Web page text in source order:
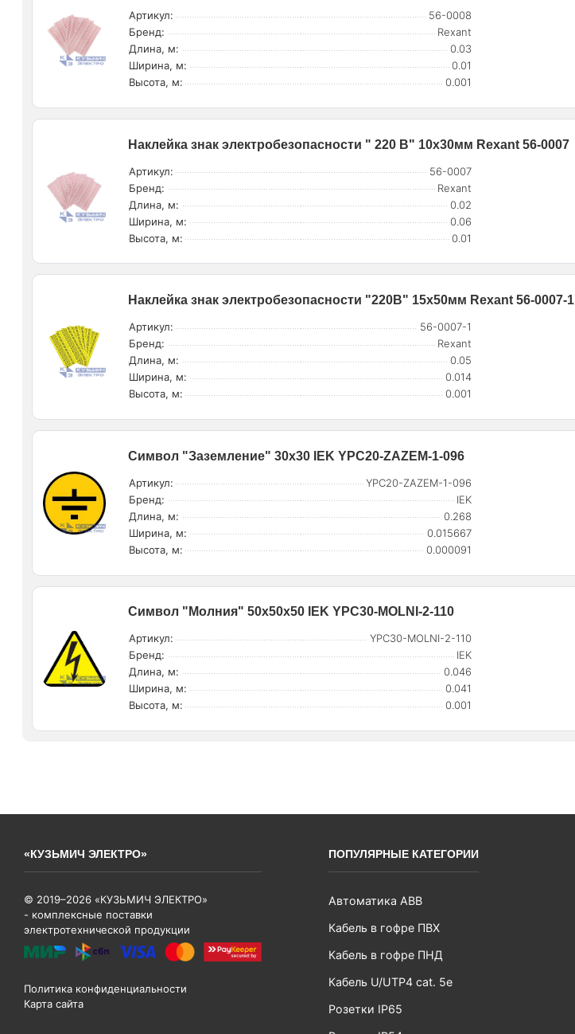
Артикул:
56-0008
Бренд:
Rexant
Длина, м:
0.03
Ширина, м:
0.01
Высота, м:
0.001
Наклейка знак электробезопасности " 220 В" 10х30мм Rexant 56-0007
Артикул:
56-0007
Бренд:
Rexant
Длина, м:
0.02
Ширина, м:
0.06
Высота, м:
0.01
Наклейка знак электробезопасности "220В" 15х50мм Rexant 56-0007-1
Артикул:
56-0007-1
Бренд:
Rexant
Длина, м:
0.05
Ширина, м:
0.014
Высота, м:
0.001
Символ "Заземление" 30х30 IEK YPC20-ZAZEM-1-096
Артикул:
YPC20-ZAZEM-1-096
Бренд:
IEK
Длина, м:
0.268
Ширина, м:
0.015667
Высота, м:
0.000091
Символ "Молния" 50х50х50 IEK YPC30-MOLNI-2-110
Артикул:
YPC30-MOLNI-2-110
Бренд:
IEK
Длина, м:
0.046
Ширина, м:
0.041
Высота, м:
0.001
«КУЗЬМИЧ ЭЛЕКТРО»
© 2019–2026 «КУЗЬМИЧ ЭЛЕКТРО»
- комплексные поставки
электротехнической продукции
Политика конфиденциальности
Карта сайта
ПОПУЛЯРНЫЕ КАТЕГОРИИ
Автоматика ABB
Кабель в гофре ПВХ
Кабель в гофре ПНД
Кабель U/UTP4 cat. 5e
Розетки IP65